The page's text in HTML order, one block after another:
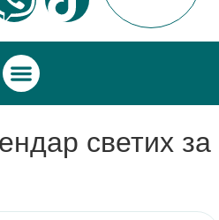
светих за